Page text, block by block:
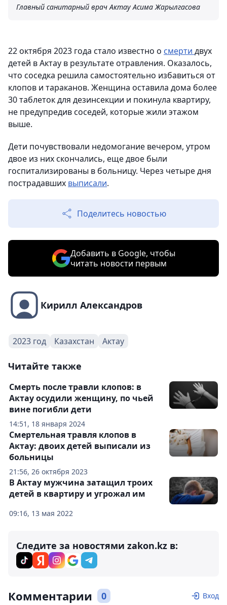
Главный санитарный врач Актау Асима Жарылгасова
22 октября 2023 года стало известно о смерти двух
детей в Актау в результате отравления. Оказалось,
что соседка решила самостоятельно избавиться от
клопов и тараканов. Женщина оставила дома более
30 таблеток для дезинсекции и покинула квартиру,
не предупредив соседей, которые жили этажом
выше.
Дети почувствовали недомогание вечером, утром
двое из них скончались, еще двое были
госпитализированы в больницу. Через четыре дня
пострадавших выписали.
Поделитесь новостью
Добавить в Google, чтобы
читать новости первым
Кирилл Александров
2023 год Казахстан Актау
Читайте также
14:51, 18 января 2024
Смерть после травли клопов: в
Актау осудили женщину, по чьей
вине погибли дети
21:56, 26 октября 2023
Смертельная травля клопов в
Актау: двоих детей выписали из
больницы
09:16, 13 мая 2022
В Актау мужчина затащил троих
детей в квартиру и угрожал им
Следите за новостями zakon.kz в:
Комментарии 0 Вход